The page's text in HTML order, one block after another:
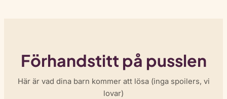
Förhandstitt på pusslen
Här är vad dina barn kommer att lösa (inga spoilers, vi
lovar)